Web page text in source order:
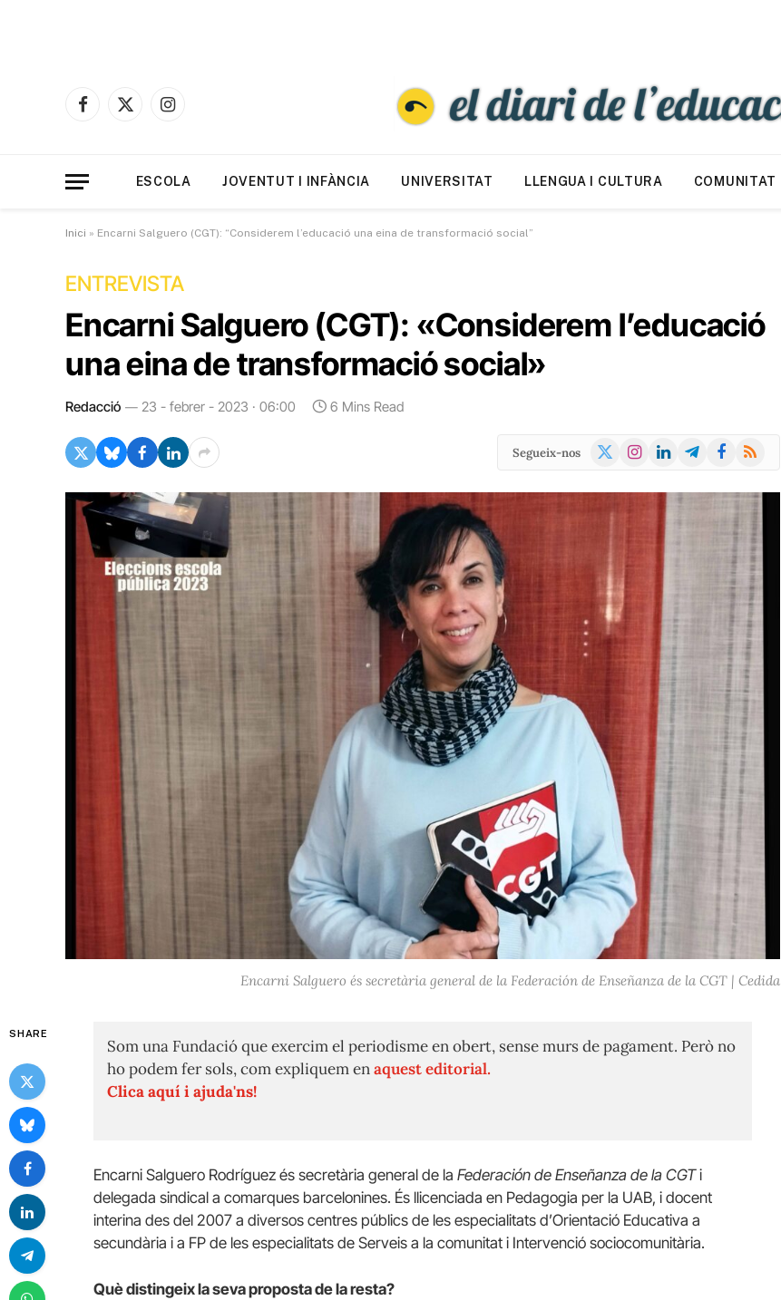
Facebook
X
Instagram
ESCOLA JOVENTUT I INFÀNCIA UNIVERSITAT LLENGUA I CULTURA COMUNITAT
Inici » Encarni Salguero (CGT): “Considerem l’educació una eina de transformació social”
ENTREVISTA
Encarni Salguero (CGT): «Considerem l’educació
una eina de transformació social»
Redacció 23 - febrer - 2023 · 06:00 6 Mins Read
Segueix-nos
X
Instagram
LinkedInTelegramFacebook
RSS
Encarni Salguero és secretària general de la Federación de Enseñanza de la CGT | Cedida
SHARE
Som una Fundació que exercim el periodisme en obert, sense murs de pagament. Però no
ho podem fer sols, com expliquem enaquest editorial.
Clica aquí i ajuda'ns!
Encarni Salguero Rodríguez és secretària general de la Federación de Enseñanza de la CGT i
delegada sindical a comarques barcelonines. És llicenciada en Pedagogia per la UAB, i docent
interina des del 2007 a diversos centres públics de les especialitats d’Orientació Educativa a
secundària i a FP de les especialitats de Serveis a la comunitat i Intervenció sociocomunitària.
Què distingeix la seva proposta de la resta?